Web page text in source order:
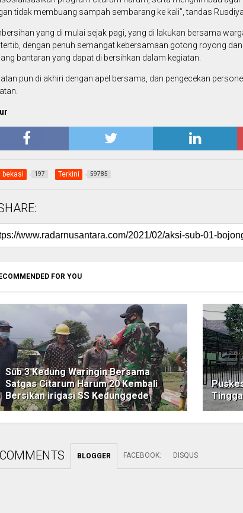
tidak membuang sampah sembarang ke kali”, tandas
yang di mulai sejak pagi, yang di lakukan bersama
dengan penuh semangat kebersamaan gotong royong
bantaran yang dapat di bersihkan dalam kegiatan.
pun di akhiri dengan apel bersama, dan pengecekan
bekasi 197 Terkini 59785
FOR YOU
Sub 3 Kedung Waringin Bersama
Satgas Citarum Harum 20 Kembali
Bersikan irigasi SS Kedunggede
COMMENTS BLOGGER FACEBOOK: DISQUS